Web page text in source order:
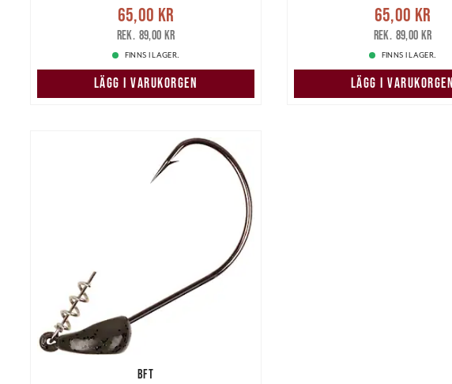
Nuvarande pris
Tidigare pris
65,00 kr
89,00 kr
FINNS I LAGER.
LÄGG I VARUKORGEN
Nuvarande pris
Tidigare pris
65,00 kr
89,00 kr
FINNS I LAGER.
LÄGG I VARUKORGEN
BFT